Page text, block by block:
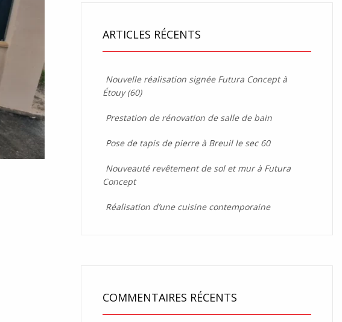
ARTICLES RÉCENTS
Nouvelle réalisation signée Futura Concept à
Étouy (60)
Prestation de rénovation de salle de bain
Pose de tapis de pierre à Breuil le sec 60
Nouveauté revêtement de sol et mur à Futura
Concept
Réalisation d’une cuisine contemporaine
COMMENTAIRES RÉCENTS